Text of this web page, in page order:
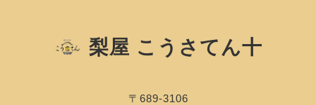
梨屋 こうさてん十
〒689-3106